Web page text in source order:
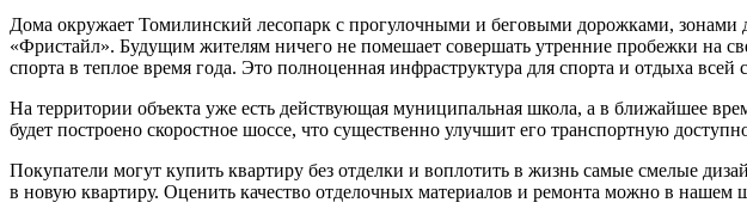
Дома окружает Томилинский лесопарк с прогулочными и беговыми дорожками,
«Фристайл». Будущим жителям ничего не помешает совершать утренние пробежки на
спорта в теплое время года. Это полноценная инфраструктура для спорта и отдыха всей
На территории объекта уже есть действующая муниципальная школа, а в ближайшее
будет построено скоростное шоссе, что существенно улучшит его транспортную
Покупатели могут купить квартиру без отделки и воплотить в жизнь самые смелые
в новую квартиру. Оценить качество отделочных материалов и ремонта можно в нашем